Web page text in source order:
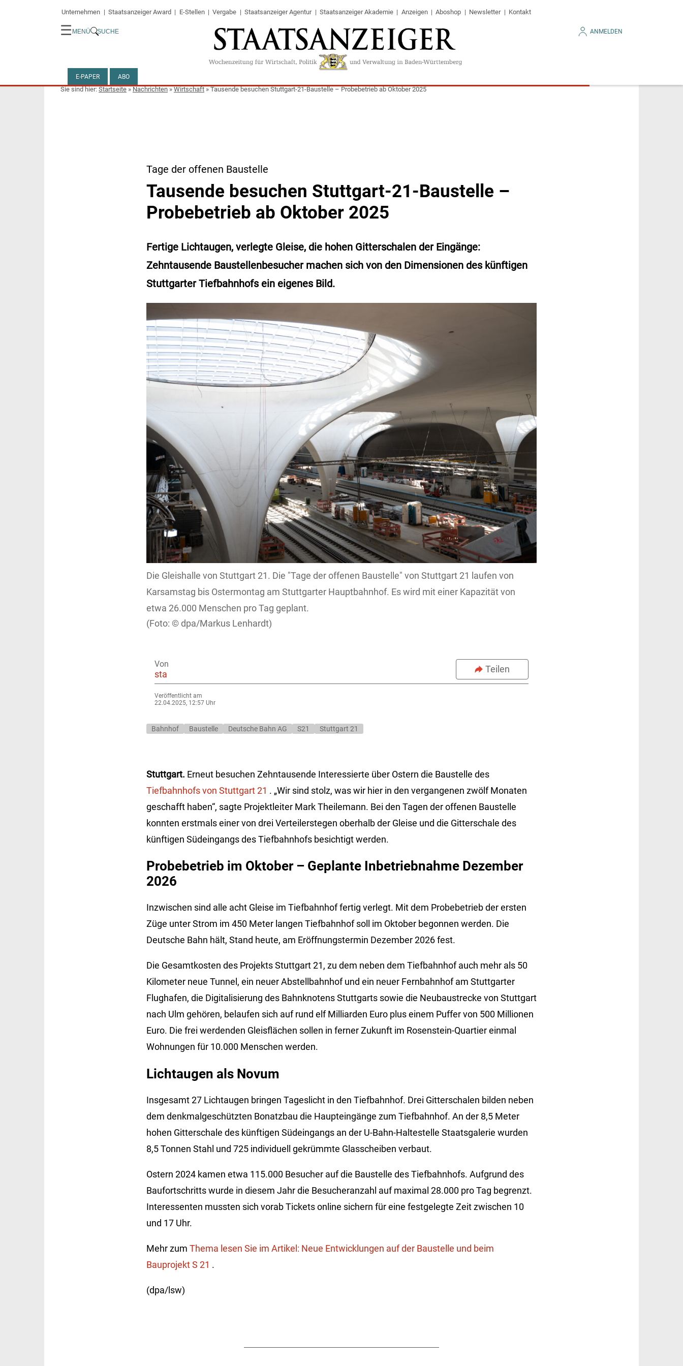
Unternehmen Staatsanzeiger Award E-Stellen Vergabe Staatsanzeiger Agentur Staatsanzeiger Akademie Anzeigen Aboshop Newsletter Kontakt
☰ MENÜ SUCHE ANMELDEN
E-PAPER ABO
Startseite»Nachrichten»Wirtschaft»Tausende besuchen Stuttgart-21-Baustelle – Probebetrieb ab Oktober 2025
Tage der offenen Baustelle
Tausende besuchen Stuttgart-21-Baustelle –
Probebetrieb ab Oktober 2025
Fertige Lichtaugen, verlegte Gleise, die hohen Gitterschalen der Eingänge:
Zehntausende Baustellenbesucher machen sich von den Dimensionen des künftigen
Stuttgarter Tiefbahnhofs ein eigenes Bild.
Die Gleishalle von Stuttgart 21. Die "Tage der offenen Baustelle" von Stuttgart 21 laufen von
Karsamstag bis Ostermontag am Stuttgarter Hauptbahnhof. Es wird mit einer Kapazität von
etwa 26.000 Menschen pro Tag geplant.
dpa/Markus Lenhardt)
Von
sta Teilen
Veröffentlicht am
22.04.2025, 12:57 Uhr
Bahnhof Baustelle Deutsche Bahn AG S21 Stuttgart 21
Stuttgart. Erneut besuchen Zehntausende Interessierte über Ostern die Baustelle des
Tiefbahnhofs von Stuttgart 21 . „Wir sind stolz, was wir hier in den vergangenen zwölf Monaten
geschafft haben“, sagte Projektleiter Mark Theilemann. Bei den Tagen der offenen Baustelle
konnten erstmals einer von drei Verteilerstegen oberhalb der Gleise und die Gitterschale des
künftigen Südeingangs des Tiefbahnhofs besichtigt werden.
Probebetrieb im Oktober – Geplante Inbetriebnahme Dezember
2026
Inzwischen sind alle acht Gleise im Tiefbahnhof fertig verlegt. Mit dem Probebetrieb der ersten
Züge unter Strom im 450 Meter langen Tiefbahnhof soll im Oktober begonnen werden. Die
Deutsche Bahn hält, Stand heute, am Eröffnungstermin Dezember 2026 fest.
Die Gesamtkosten des Projekts Stuttgart 21, zu dem neben dem Tiefbahnhof auch mehr als 50
Kilometer neue Tunnel, ein neuer Abstellbahnhof und ein neuer Fernbahnhof am Stuttgarter
Flughafen, die Digitalisierung des Bahnknotens Stuttgarts sowie die Neubaustrecke von Stuttgart
nach Ulm gehören, belaufen sich auf rund elf Milliarden Euro plus einem Puffer von 500 Millionen
Euro. Die frei werdenden Gleisflächen sollen in ferner Zukunft im Rosenstein-Quartier einmal
Wohnungen für 10.000 Menschen werden.
Lichtaugen als Novum
Insgesamt 27 Lichtaugen bringen Tageslicht in den Tiefbahnhof. Drei Gitterschalen bilden neben
dem denkmalgeschützten Bonatzbau die Haupteingänge zum Tiefbahnhof. An der 8,5 Meter
hohen Gitterschale des künftigen Südeingangs an der U-Bahn-Haltestelle Staatsgalerie wurden
8,5 Tonnen Stahl und 725 individuell gekrümmte Glasscheiben verbaut.
Ostern 2024 kamen etwa 115.000 Besucher auf die Baustelle des Tiefbahnhofs. Aufgrund des
Baufortschritts wurde in diesem Jahr die Besucheranzahl auf maximal 28.000 pro Tag begrenzt.
Interessenten mussten sich vorab Tickets online sichern für eine festgelegte Zeit zwischen 10
und 17 Uhr.
Mehr zum Thema lesen Sie im Artikel: Neue Entwicklungen auf der Baustelle und beim
Bauprojekt S 21 .
(dpa/lsw)